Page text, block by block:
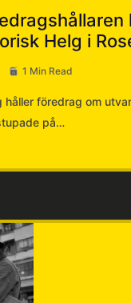
Helg i
1 Min Read
håller föredrag om
på…